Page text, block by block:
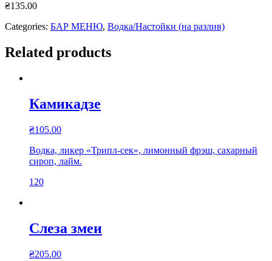
₴135.00
Categories: БАР МЕНЮ, Водка/Настойки (на разлив)
Related products
Камикадзе
₴105.00
Водка, ликер «Трипл-сек», лимонный фрэш, сахарный
сироп, лайм.
120
Слеза змеи
₴205.00